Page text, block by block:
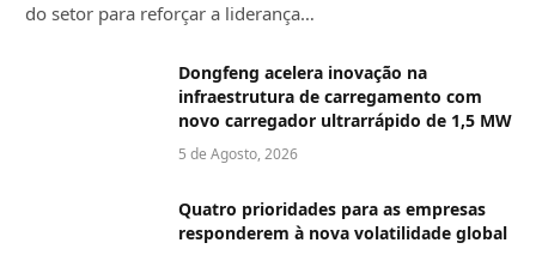
do setor para reforçar a liderança…
Dongfeng acelera inovação na
infraestrutura de carregamento com
novo carregador ultrarrápido de 1,5 MW
5 de Agosto, 2026
Quatro prioridades para as empresas
responderem à nova volatilidade global